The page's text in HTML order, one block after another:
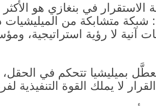
في بنغازي هو
: شبكة متشابكة من الميليشيات
آنية لا رؤية استراتيجية،
بميليشيا تتحكم في
لا يملك القوة التنفيذية